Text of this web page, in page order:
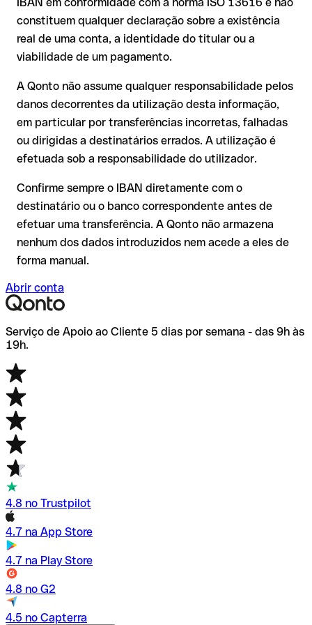
transpostos dígitos e a combinação resultante é formalmente
válida.
por escrito, especialmente em novas relações comerciais ou
com montantes elevados. A existência de uma conta só pode
ser verificada pelo próprio Banco Inter ou através de uma
transferência de teste.
A sua instituição pode iniciar um processo de reclamação a
seu pedido;
A devolução não está garantida, especialmente se o
destinatário já tiver utilizado o dinheiro
recuperação é consideravelmente mais complexa e implica
comissões adicionais.
Recomendação
: verifique cada IBAN antes de efetuar uma
transferência com o nosso IBAN Checker gratuito e, em caso
de dúvida, confirme-o diretamente com o destinatário. Esta
precaução é especialmente importante com montantes
elevados ou em novas relações comerciais.
constituem qualquer declaração sobre a existência
real de uma conta, a identidade do titular ou a
viabilidade de um pagamento.
A Qonto não assume qualquer responsabilidade pelos
danos decorrentes da utilização desta informação,
em particular por transferências incorretas, falhadas
ou dirigidas a destinatários errados. A utilização é
efetuada sob a responsabilidade do utilizador.
Confirme sempre o IBAN diretamente com o
destinatário ou o banco correspondente antes de
efetuar uma transferência. A Qonto não armazena
nenhum dos dados introduzidos nem acede a eles de
forma manual.
Abrir conta
Serviço de Apoio ao Cliente 5 dias por semana - das 9h às
19h.
4.8 no Trustpilot
4.7 na App Store
4.7 na Play Store
4.8 no G2
4.5 no Capterra